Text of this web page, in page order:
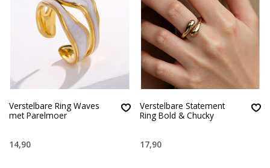
Verstelbare Ring Waves
met Parelmoer
14,90
Verstelbare Statement
Ring Bold & Chucky
17,90